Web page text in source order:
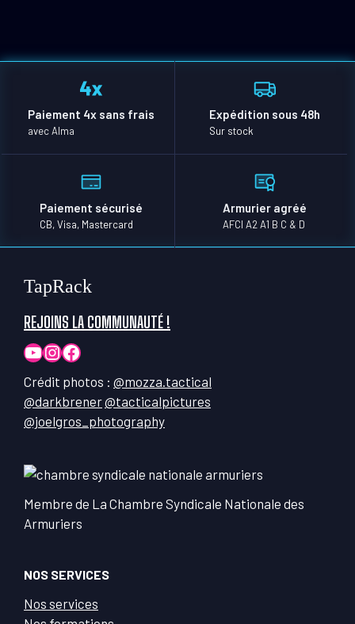
Paiement 4x sans frais
avec Alma
Expédition sous 48h
Sur stock
Paiement sécurisé
CB, Visa, Mastercard
Armurier agréé
AFCI A2 A1 B C & D
TapRack
REJOINS LA COMMUNAUTÉ !
YouTube
Instagram
Facebook
Crédit photos : @mozza.tactical
@darkbrener@tacticalpictures
@joelgros_photography
Membre de La Chambre Syndicale Nationale des
Armuriers
NOS SERVICES
Nos services